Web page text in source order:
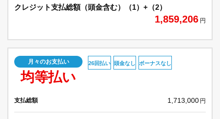
クレジット支払総額（頭金含む）（1）+（2）
1,859,206 円
月々のお支払い
均等払い
26回払い 頭金なし ボーナスなし
支払総額 1,713,000 円